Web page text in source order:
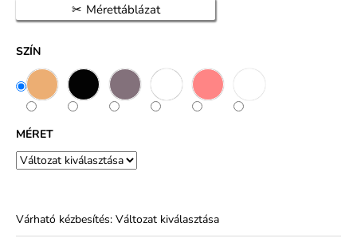
Mérettáblázat
SZÍN
MÉRET
Várható kézbesítés: Változat kiválasztása
BETÉTTEL
CM
–
VETERNICA
MAX
€1,99